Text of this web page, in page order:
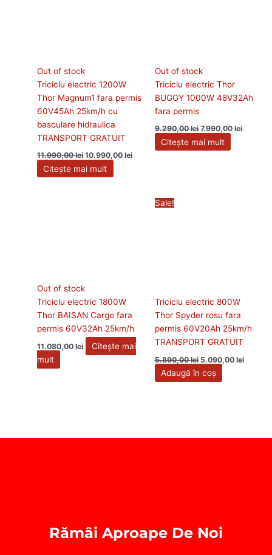
Out of stock
Triciclu electric 1200W
Thor Magnum1 fara permis
60V45Ah 25km/h cu
basculare hidraulica
TRANSPORT GRATUIT
11.990,00lei 10.990,00lei
Citește mai mult
Out of stock
Triciclu electric Thor
BUGGY 1000W 48V32Ah
fara permis
9.290,00lei 7.990,00 lei
Citește mai mult
Out of stock
Triciclu electric 1800W
Thor BAISAN Cargo fara
permis 60V32Ah 25km/h
11.080,00lei
Citește mai
mult
Sale!
Triciclu electric 800W
Thor Spyder rosu fara
permis 60V20Ah 25km/h
TRANSPORT GRATUIT
5.890,00lei 5.090,00 lei
Adaugă în coș
Rămâi Aproape De Noi